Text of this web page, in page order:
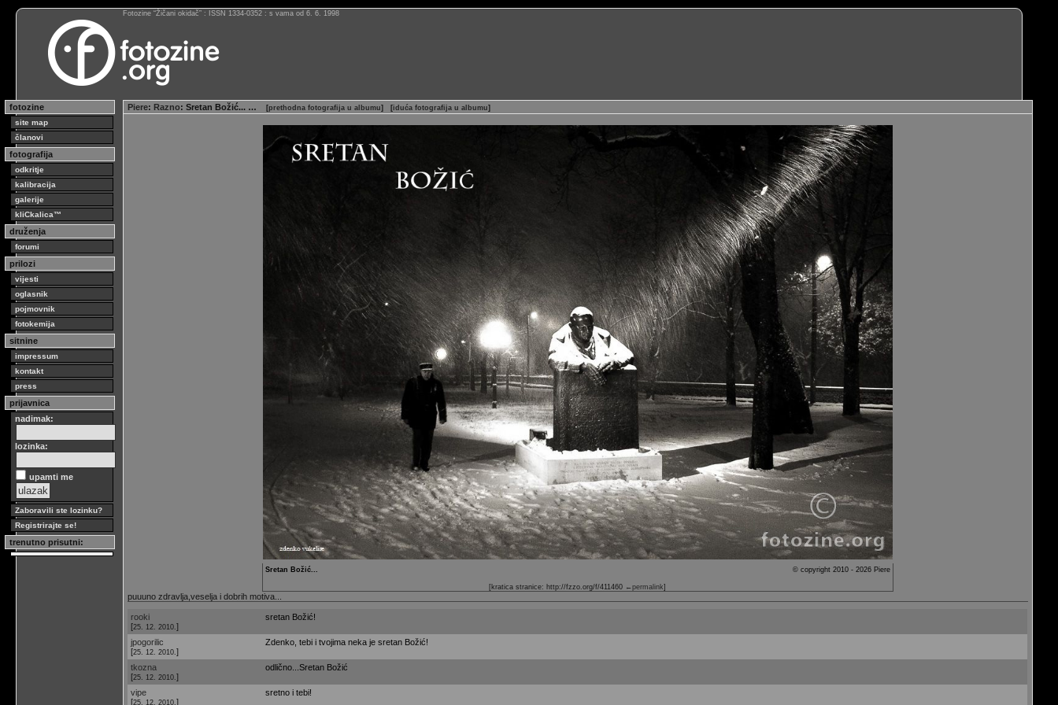
Fotozine “Žičani okidač” : ISSN 1334-0352 : s vama od 6. 6. 1998
fotozine
site map
članovi
fotografija
odkritje
kalibracija
galerije
kliCkalica™
druženja
forumi
prilozi
vijesti
oglasnik
pojmovnik
fotokemija
sitnine
impressum
kontakt
press
prijavnica
nadimak:
lozinka:
upamti me
Zaboravili ste lozinku?
Registrirajte se!
trenutno prisutni:
Piere: Razno: Sretan Božić... … [prethodna fotografija u albumu] [iduća fotografija u albumu]
© copyright 2010 - 2026 Piere
Sretan Božić...
[kratica stranice: http://fzzo.org/f/411460 ←permalink]
puuuno zdravlja,veselja i dobrih motiva...
rooki
[25. 12. 2010. ]
sretan Božić!
jpogorilic
[25. 12. 2010. ]
Zdenko, tebi i tvojima neka je sretan Božić!
tkozna
[25. 12. 2010. ]
odlično...Sretan Božić
vipe
[25. 12. 2010. ]
sretno i tebi!